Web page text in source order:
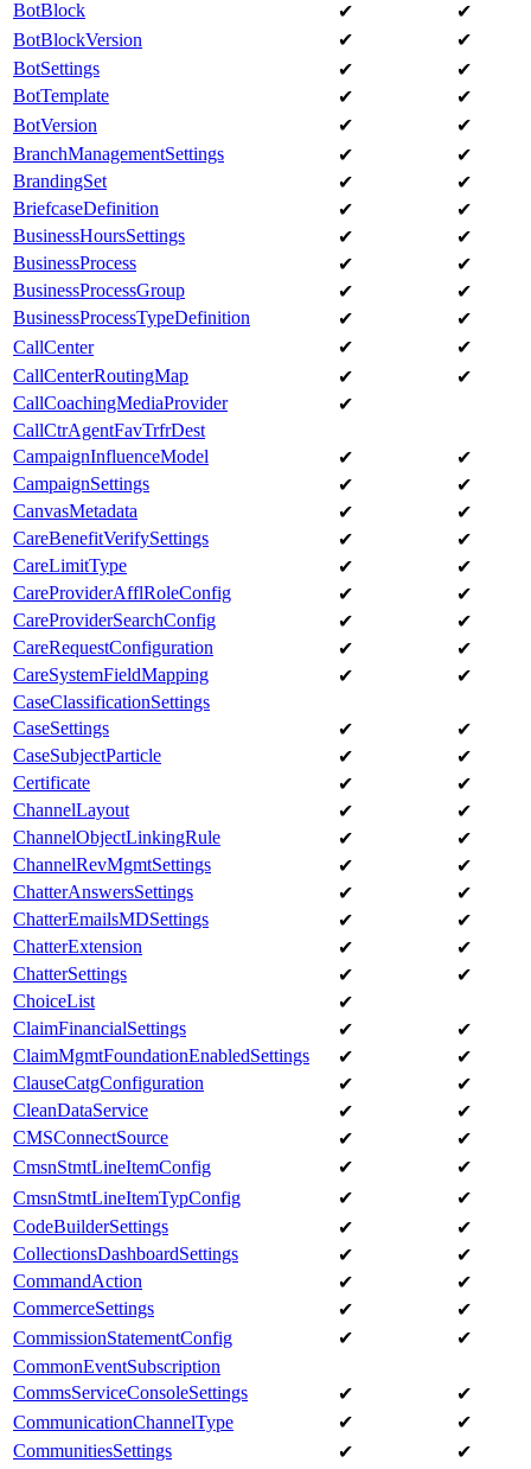
BotBlock
✔ ✔
BotBlockVersion
✔ ✔
BotSettings
✔
✔
BotTemplate
✔ ✔
BotVersion
✔ ✔
BranchManagementSettings ✔
✔
BrandingSet
✔ ✔
BriefcaseDefinition
✔ ✔
BusinessHoursSettings
✔
✔
BusinessProcess
✔ ✔
BusinessProcessGroup
✔ ✔
BusinessProcessTypeDefinition
✔ ✔
CallCenter
✔ ✔
CallCenterRoutingMap
✔
✔
CallCoachingMediaProvider
✔
CallCtrAgentFavTrfrDest
CampaignInfluenceModel
✔ ✔
CampaignSettings
✔
✔
CanvasMetadata
✔ ✔
CareBenefitVerifySettings
✔ ✔
CareLimitType
✔ ✔
CareProviderAfflRoleConfig
✔ ✔
CareProviderSearchConfig
✔ ✔
CareRequestConfiguration
✔ ✔
CareSystemFieldMapping
✔ ✔
CaseClassificationSettings
CaseSettings
✔
✔
CaseSubjectParticle
✔ ✔
Certificate
✔ ✔
ChannelLayout
✔ ✔
ChannelObjectLinkingRule
✔ ✔
ChannelRevMgmtSettings
✔ ✔
ChatterAnswersSettings
✔
✔
ChatterEmailsMDSettings
✔
✔
ChatterExtension
✔ ✔
ChatterSettings
✔
✔
ChoiceList
✔
ClaimFinancialSettings
✔ ✔
ClaimMgmtFoundationEnabledSettings
✔
✔
ClauseCatgConfiguration
✔ ✔
CleanDataService
✔ ✔
CMSConnectSource
✔
✔
CmsnStmtLineItemConfig
✔ ✔
CmsnStmtLineItemTypConfig
✔ ✔
CodeBuilderSettings
✔
✔
CollectionsDashboardSettings
✔
✔
CommandAction
✔ ✔
CommerceSettings
✔
✔
CommissionStatementConfig
✔ ✔
CommonEventSubscription
CommsServiceConsoleSettings
✔
✔
CommunicationChannelType
✔ ✔
CommunitiesSettings
✔
✔